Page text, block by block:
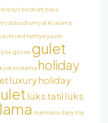
bays bodrum bays
yat bodrum yat kiralama
rent fethiye yacht
gocek gulet
yat kiralama holiday
luxury holiday
lüks tatil lüks
marmaris daily trip